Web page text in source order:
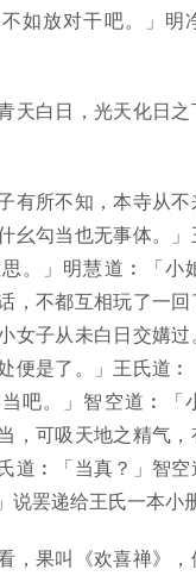
如放对干吧。」明
天白日，光天化日
有所不知，本寺从
幺勾当也无事体。
。」明慧道︰「小
，不都互相玩了一回
女子从未白日交媾
便是了。」王氏道
吧。」智空道︰「
，可吸天地之精气
道︰「当真？」智
罢递给王氏一本小册
，果叫《欢喜禅》